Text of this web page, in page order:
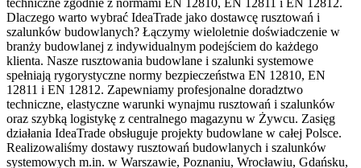
techniczne zgodnie z normami EN 12810, EN 12811 i EN 12812.
Dlaczego warto wybrać IdeaTrade jako dostawcę rusztowań i
szalunków budowlanych? Łączymy wieloletnie doświadczenie w
branży budowlanej z indywidualnym podejściem do każdego
klienta. Nasze rusztowania budowlane i szalunki systemowe
spełniają rygorystyczne normy bezpieczeństwa EN 12810, EN
12811 i EN 12812. Zapewniamy profesjonalne doradztwo
techniczne, elastyczne warunki wynajmu rusztowań i szalunków
oraz szybką logistykę z centralnego magazynu w Żywcu. Zasięg
działania IdeaTrade obsługuje projekty budowlane w całej Polsce.
Realizowaliśmy dostawy rusztowań budowlanych i szalunków
systemowych m.in. w Warszawie, Poznaniu, Wrocławiu, Gdańsku,